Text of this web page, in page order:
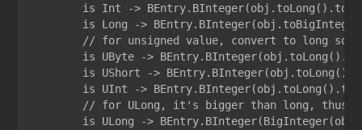
is Int ->
is Long ->
// for unsigned value, convert to long so
is UByte ->
is UShort ->
is UInt ->
// for ULong, it's bigger than long, thus
is ULong ->